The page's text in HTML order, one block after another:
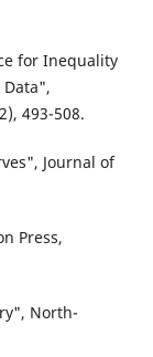
for Inequality
493-508.
Journal of
Press,
North-